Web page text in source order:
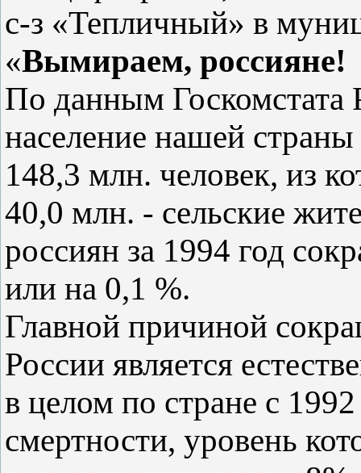
с-з «Тепличный» в
«Вымираем, россияне!
По данным Госкомстата
население нашей страны
148,3 млн. человек, из
40,0 млн. - сельские
россиян за 1994 год
или на 0,1 %.
Главной причиной
России является
в целом по стране с
смертности, уровень